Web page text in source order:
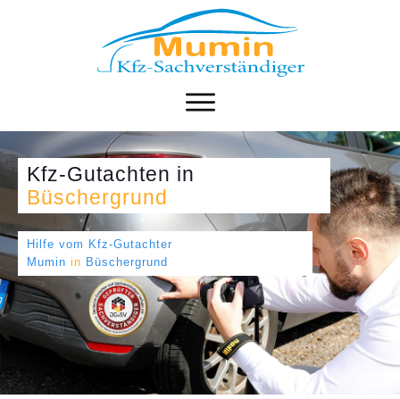
Kfz-Gutachten in
Büschergrund
Hilfe vom Kfz-Gutachter
Mumin in Büschergrund